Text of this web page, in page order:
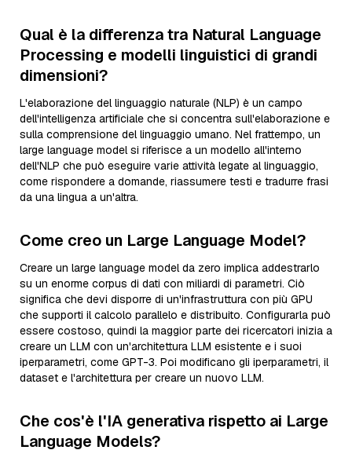
Qual è la differenza tra Natural Language
Processing e modelli linguistici di grandi
dimensioni?
L'elaborazione del linguaggio naturale (NLP) è un campo
dell'intelligenza artificiale che si concentra sull'elaborazione e
sulla comprensione del linguaggio umano. Nel frattempo, un
large language model si riferisce a un modello all'interno
dell'NLP che può eseguire varie attività legate al linguaggio,
come rispondere a domande, riassumere testi e tradurre frasi
da una lingua a un'altra.
Come creo un Large Language Model?
Creare un large language model da zero implica addestrarlo
su un enorme corpus di dati con miliardi di parametri. Ciò
significa che devi disporre di un'infrastruttura con più GPU
che supporti il calcolo parallelo e distribuito. Configurarla può
essere costoso, quindi la maggior parte dei ricercatori inizia a
creare un LLM con un'architettura LLM esistente e i suoi
iperparametri, come GPT-3. Poi modificano gli iperparametri, il
dataset e l'architettura per creare un nuovo LLM.
Che cos'è l'IA generativa rispetto ai Large
Language Models?